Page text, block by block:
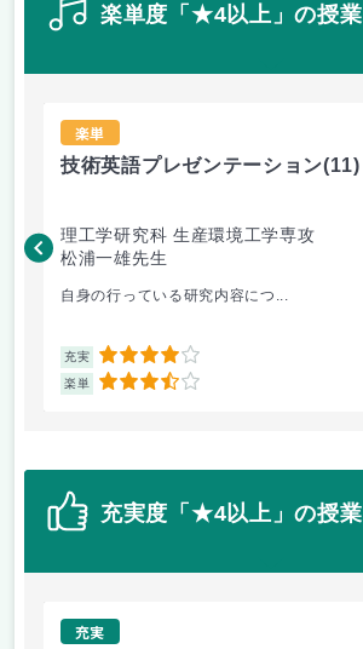
楽単度「★4以上」の授業
楽単
技術英語プレゼンテーション(11)
理工学研究科 生産環境工学専攻
松浦一雄先生
自身の行っている研究内容につ...
充実 4
楽単 3.5
充実度「★4以上」の授業
充実